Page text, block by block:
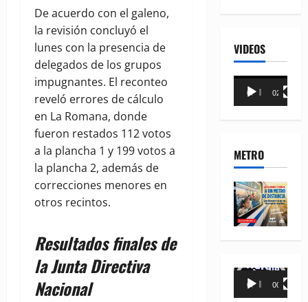
De acuerdo con el galeno,
la revisión concluyó el
lunes con la presencia de
delegados de los grupos
impugnantes. El reconteo
reveló errores de cálculo
en La Romana, donde
fueron restados 112 votos
a la plancha 1 y 199 votos a
la plancha 2, además de
correcciones menores en
otros recintos.
Resultados finales de
la Junta Directiva
Nacional
VIDEOS
Reproductor
00:00 02:18
METRO
Reproductor
00:00 00:35